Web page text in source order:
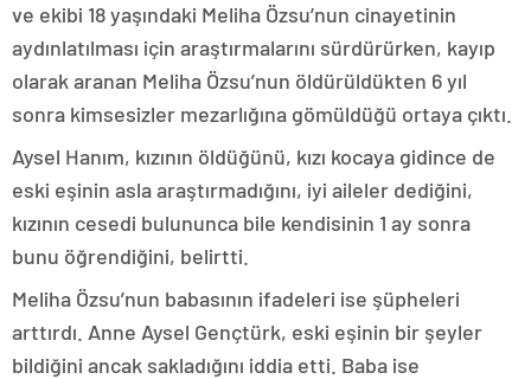
ve ekibi 18 yaşındaki Meliha Özsu’nun cinayetinin
aydınlatılması için araştırmalarını sürdürürken, kayıp
olarak aranan Meliha Özsu’nun öldürüldükten 6 yıl
sonra kimsesizler mezarlığına gömüldüğü ortaya çıktı.
Aysel Hanım, kızının öldüğünü, kızı kocaya gidince de
eski eşinin asla araştırmadığını, iyi aileler dediğini,
kızının cesedi bulununca bile kendisinin 1 ay sonra
bunu öğrendiğini, belirtti.
Meliha Özsu’nun babasının ifadeleri ise şüpheleri
arttırdı. Anne Aysel Gençtürk, eski eşinin bir şeyler
bildiğini ancak sakladığını iddia etti. Baba ise